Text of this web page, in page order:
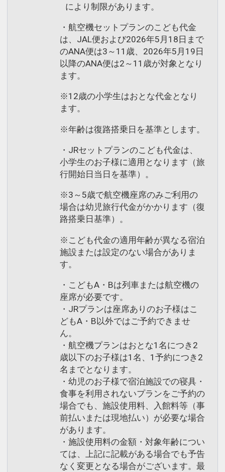
により制限があります。
・航空機セットプランのこども代金
は、JAL便および2026年5月18日まで
のANA便は3～11歳、2026年5月19日
以降のANA便は2～11歳が対象となり
ます。
※12歳の小学生はおとな代金となり
ます。
※年齢は復路搭乗日を基準とします。
・JRセットプランのこども代金は、
小学生のお子様に適用となります（旅
行開始日当日を基準）。
※3～5歳で航空機座席のみご利用の
場合は幼児旅行代金がかかります（復
路搭乗日基準）。
※こども代金の適用年齢が異なる宿泊
施設または設定のない場合がありま
す。
・こどもA・Bは列車または航空機の
座席が必要です。
・JRプランは座席ありのお子様はこ
どもA・B以外ではご予約できませ
ん。
・航空機プランはおとな1名につき2
歳以下のお子様は1名、1予約につき2
名までとなります。
・幼児のお子様で宿泊施設での寝具・
食事を利用されないプランをご予約の
場合でも、施設使用料、入館料等（事
前払いまたは現地払い）が必要な場合
があります。
・施設使用料の金額・対象年齢につい
ては、上記に記載がある場合でも予告
なく変更となる場合がございます。最